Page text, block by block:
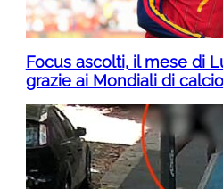
Focus ascolti, il mese di
grazie ai Mondiali di